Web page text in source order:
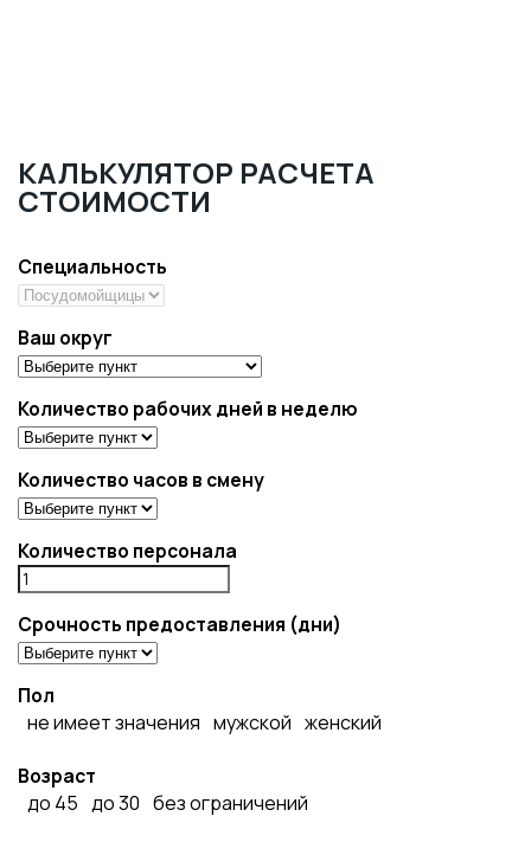
КАЛЬКУЛЯТОР РАСЧЕТА
СТОИМОСТИ
Специальность
Ваш округ
Количество рабочих дней в неделю
Количество часов в смену
Количество персонала
Срочность предоставления (дни)
Пол
не имеет значения мужской женский
Возраст
до 45 до 30 без ограничений